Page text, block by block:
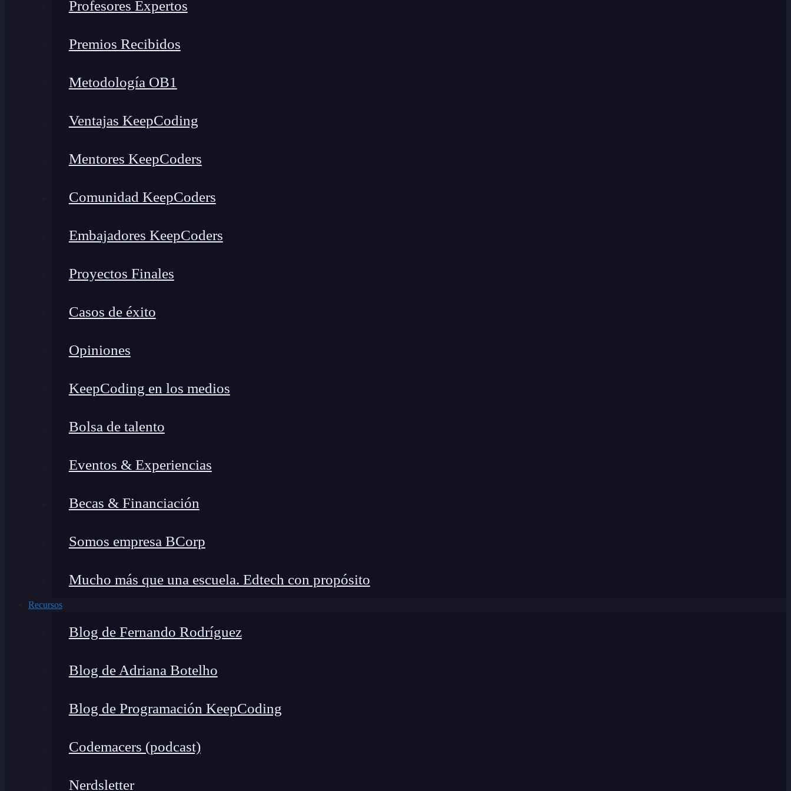
Profesores Expertos
Premios Recibidos
Metodología OB1
Ventajas KeepCoding
Mentores KeepCoders
Comunidad KeepCoders
Embajadores KeepCoders
Proyectos Finales
Casos de éxito
Opiniones
KeepCoding en los medios
Bolsa de talento
Eventos & Experiencias
Becas & Financiación
Somos empresa BCorp
Mucho más que una escuela. Edtech con propósito
Recursos
Blog de Fernando Rodríguez
Blog de Adriana Botelho
Blog de Programación KeepCoding
Codemacers (podcast)
Nerdsletter